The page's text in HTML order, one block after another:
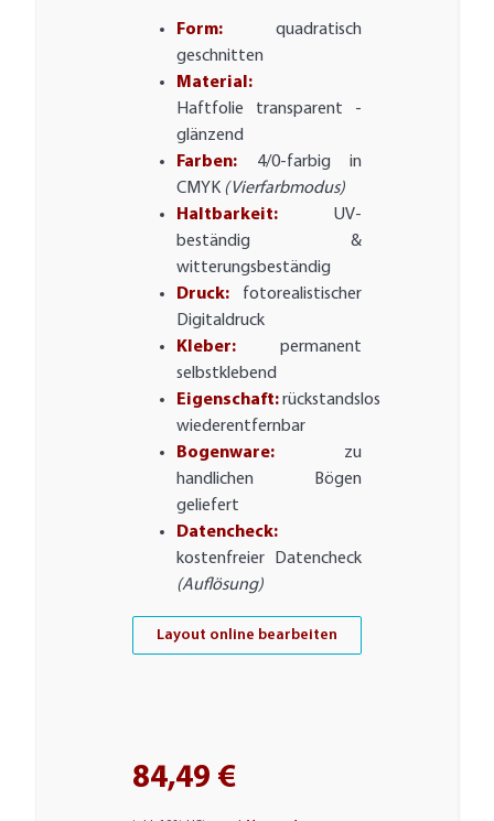
Form: quadratisch
geschnitten
Material:
Haftfolie transparent -
glänzend
Farben: 4/0-farbig in
CMYK (Vierfarbmodus)
Haltbarkeit: UV-
beständig &
witterungsbeständig
Druck: fotorealistischer
Digitaldruck
Kleber: permanent
selbstklebend
Eigenschaft:rückstandslos
wiederentfernbar
Bogenware: zu
handlichen Bögen
geliefert
Datencheck:
kostenfreier Datencheck
(Auflösung)
Layout online bearbeiten
84,49 €